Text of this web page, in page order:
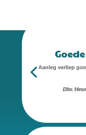
Aanleg verliep
Dhr.